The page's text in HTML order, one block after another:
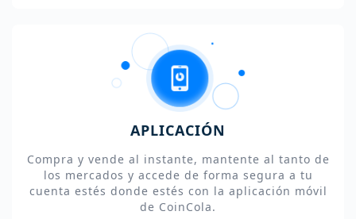
APLICACIÓN
Compra y vende al instante, mantente al tanto de
los mercados y accede de forma segura a tu
cuenta estés donde estés con la aplicación móvil
de CoinCola.